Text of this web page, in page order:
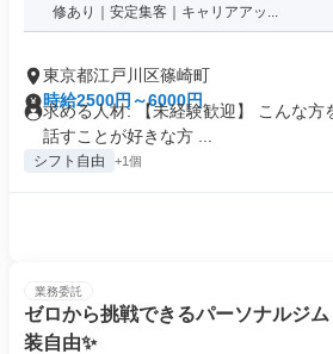
修あり｜安定集客｜キャリアアッ...
東京都江戸川区篠崎町
時給2500円～6000円
求める人材: 【未経験歓迎】 こんな方
話すことが好きな方 ...
シフト自由 +1個
業務委託
ゼロから挑戦できるパーソナルジ
装自由✨